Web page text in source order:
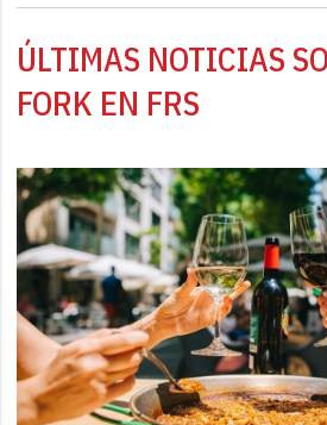
ÚLTIMAS NOTICIAS
FORK EN FRS